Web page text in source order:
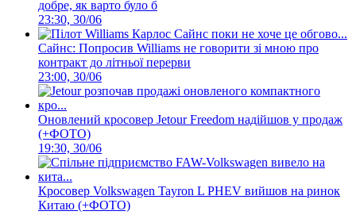
добре, як варто було б
23:30, 30/06
Сайнс: Попросив Williams не говорити зі мною про
контракт до літньої перерви
23:00, 30/06
Оновлений кросовер Jetour Freedom надійшов у продаж
(+ФОТО)
19:30, 30/06
Кросовер Volkswagen Tayron L PHEV вийшов на ринок
Китаю (+ФОТО)